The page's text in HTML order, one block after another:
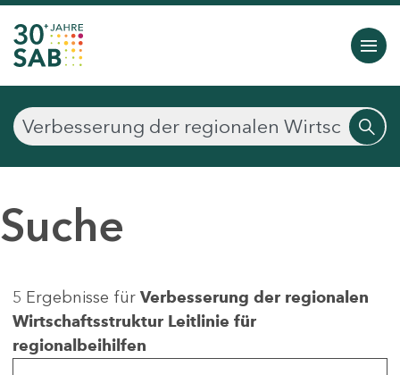
Suche
5 Ergebnisse für Verbesserung der regionalen
Wirtschaftsstruktur Leitlinie für
regionalbeihilfen